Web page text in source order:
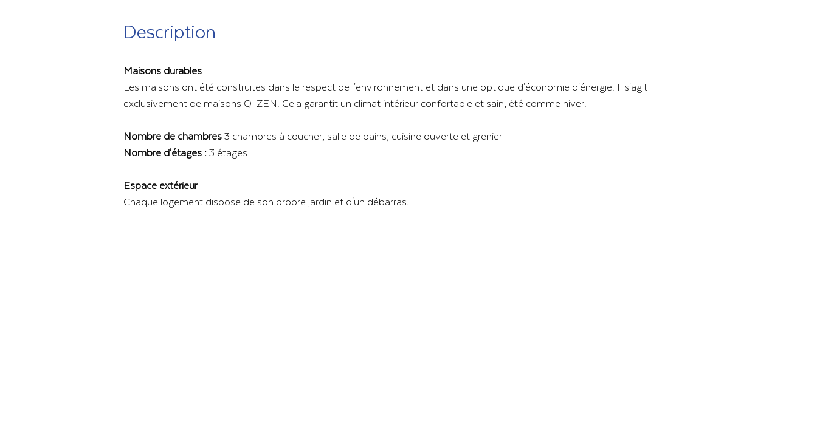
Description
Maisons durables
Les maisons ont été construites dans le respect de l'environnement et dans une optique d'économie d'énergie. Il s'agit
exclusivement de maisons Q-ZEN. Cela garantit un climat intérieur confortable et sain, été comme hiver.
Nombre de chambres3 chambres à coucher, salle de bains, cuisine ouverte et grenier
Nombre d'étages :3 étages
Espace extérieur
Chaque logement dispose de son propre jardin et d'un débarras.